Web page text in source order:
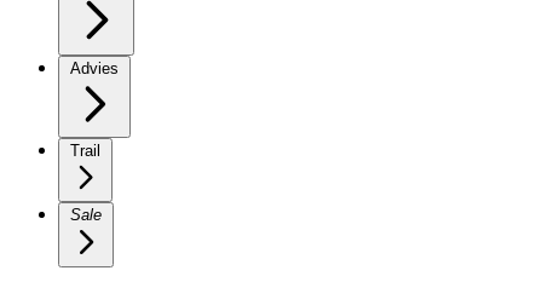
Advies
Trail
Sale